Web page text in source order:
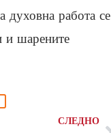
духовна работа се
и шарените
СЛЕДНО